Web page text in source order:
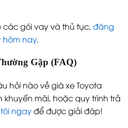
các gói vay và thủ tục, đăng
hôm nay.
Gặp (FAQ)
hỏi nào về giá xe Toyota
khuyến mãi, hoặc quy trình trả
ngayđể được giải đáp!